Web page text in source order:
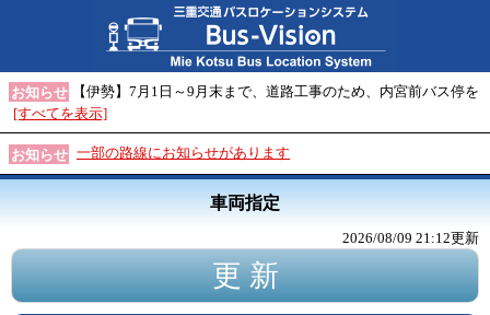
お知らせ
【伊勢】7月1日～9月末まで、道路工事のため、内宮前バス停を
[すべてを表示]
お知らせ 一部の路線にお知らせがあります
車両指定
2026/08/09 21:12更新